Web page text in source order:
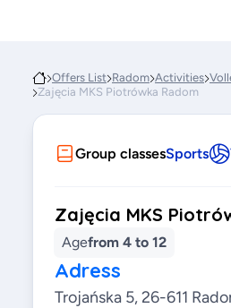
Offers List Radom Activities
Zajęcia MKS Piotrówka Radom
Group classesSports
Zajęcia MKS
Agefrom 4 to 12
Adress
Trojańska 5, 26-611